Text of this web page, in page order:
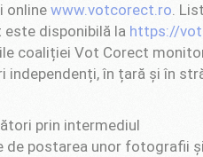
online www.votcorect.ro.
disponibilă la https://
coaliției Vot Corect
în țară și în
prin intermediul
de postarea unor fotografii